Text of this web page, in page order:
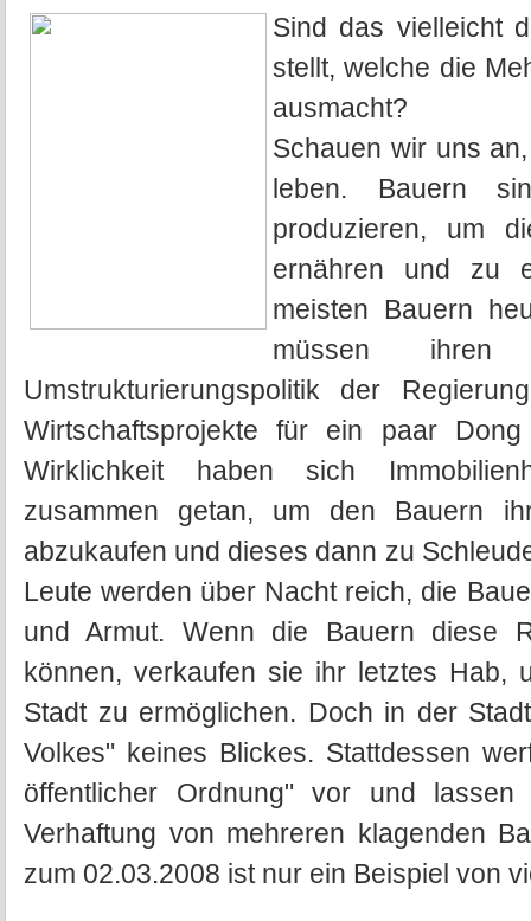
Sind das vielleicht
stellt, welche die
ausmacht?
Schauen wir uns
leben. Bauern
produzieren, um
ernähren und zu
meisten Bauern
müssen
Umstrukturierungspolitik der
Wirtschaftsprojekte für ein paar
Wirklichkeit haben sich
zusammen getan, um den Bauern
abzukaufen und dieses dann zu
Leute werden über Nacht reich, die
und Armut. Wenn die Bauern diese
können, verkaufen sie ihr letztes Hab,
Stadt zu ermöglichen. Doch in der
Volkes" keines Blickes. Stattdessen
öffentlicher Ordnung" vor und
Verhaftung von mehreren klagenden
zum 02.03.2008 ist nur ein Beispiel von